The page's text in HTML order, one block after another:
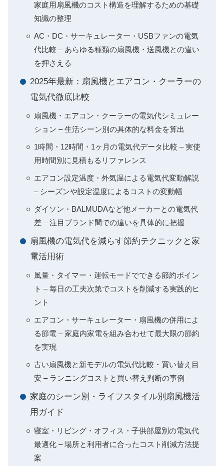
家庭用扇風機のコスト構造を理解するための基礎
知識の整理
AC・DC・サーキュレーター・USBファンの電気
代比較 – あらゆる種類の扇風機・送風機との違い
を押さえる
2025年最新：扇風機とエアコン・クーラーの
電気代徹底比較
扇風機・エアコン・クーラーの電気代シミュレー
ション – 生活シーン別の具体的な料金を算出
1時間・12時間・1ヶ月の電気代データ比較 – 実使
用時間別に見積もるリファレンス
エアコン設定温度・外気温による電気代変動解説
– シーズンや設定温度によるコストの変動幅
ダイソン・BALMUDAなど他メーカーとの電気代
差 – 注目ブランド間での違いを具体的に把握
扇風機の電気代を減らす節約テクニックと家
電活用術
風量・タイマー・運転モードでできる節約ポイン
ト – 毎日の工夫次第でコストを削減する実践的ヒ
ント
エアコン・サーキュレーター・扇風機の併用によ
る節電 – 家庭内家電を組み合わせて最大限の節約
を実現
古い扇風機と新モデルの電気代比較・買い替え目
安 – ランニングコストと買い替え判断の事例
家庭のシーン別・ライフスタイル別扇風機活
用ガイド
寝室・リビング・オフィス・子供部屋別の電気代
最適化 – 場所と利用者に合ったコスト削減方法提
案